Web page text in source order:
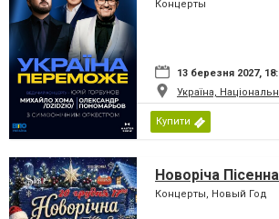
Концерты
13 березня 2027,
Україна,
Купити
Новоріча
Концерты, Новый Год